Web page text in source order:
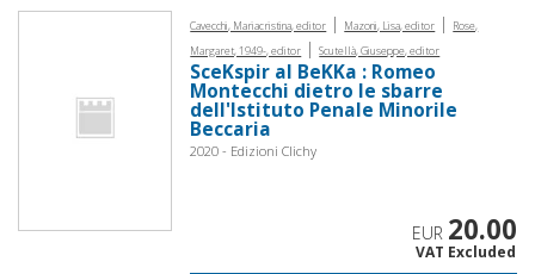
Cavecchi, Mariacristina, editor | Mazoni, Lisa, editor |
Rose,
Margaret, 1949-, editor | Scutellà, Giuseppe, editor
SceKspir al BeKKa : Romeo
Montecchi dietro le sbarre
dell'Istituto Penale Minorile
Beccaria
2020 - Edizioni Clichy
EUR 20.00
VAT Excluded